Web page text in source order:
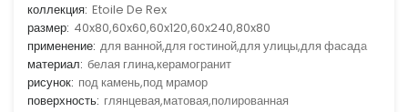
коллекция: Etoile De Rex
размер: 40x80,60x60,60x120,60x240,80x80
применение: для ванной,для гостиной,для улицы,для фасада
материал: белая глина,керамогранит
рисунок: под камень,под мрамор
поверхность: глянцевая,матовая,полированная